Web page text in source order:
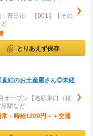
豊田市 【001】【その
とりあえず保存
結のお土産屋さん◎未経
ープン【名駅東口（桜
駅など
：時給1200円～＋交通